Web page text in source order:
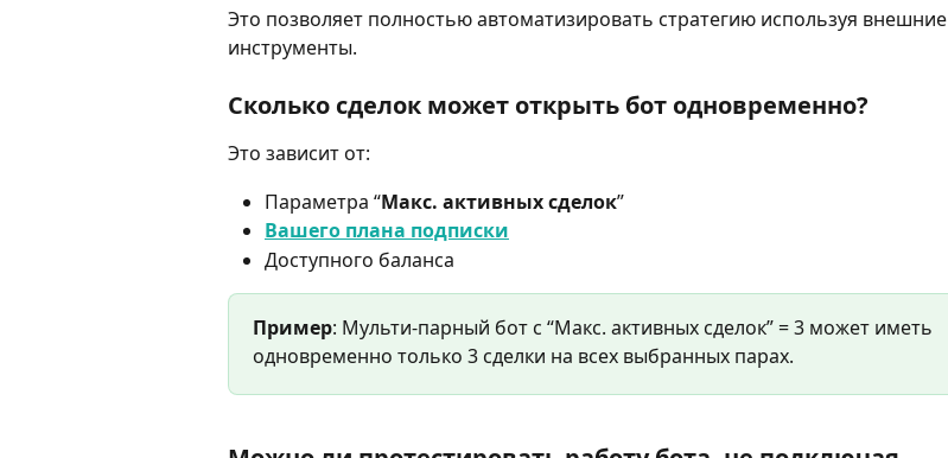
Это позволяет полностью автоматизировать стратегию используя внешние
инструменты.
Сколько сделок может открыть бот одновременно?
Это зависит от:
Параметра “Макс. активных сделок”
Вашего плана подписки
Доступного баланса
Пример: Мульти-парный бот с “Макс. активных сделок” = 3 может иметь
одновременно только 3 сделки на всех выбранных парах.